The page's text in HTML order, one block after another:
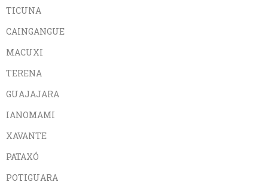
TICUNA
CAINGANGUE
MACUXI
TERENA
GUAJAJARA
IANOMAMI
XAVANTE
PATAXÓ
POTIGUARA